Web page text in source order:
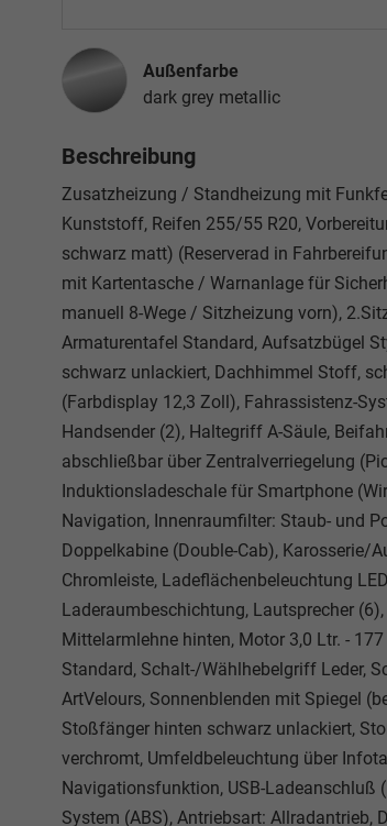
Außenfarbe
dark grey metallic
Beschreibung
Zusatzheizung / Standheizung mit
Kunststoff, Reifen 255/55 R20,
schwarz matt) (Reserverad in
mit Kartentasche / Warnanlage für
manuell 8-Wege / Sitzheizung vorn),
Armaturentafel Standard, Aufsatzbügel
schwarz unlackiert, Dachhimmel Stoff,
(Farbdisplay 12,3 Zoll), Fahrassistenz-
Handsender (2), Haltegriff A-Säule,
abschließbar über Zentralverriegelung
Induktionsladeschale für Smartphone
Navigation, Innenraumfilter: Staub- und
Doppelkabine (Double-Cab), Karosserie/
Chromleiste, Ladeflächenbeleuchtung
Laderaumbeschichtung, Lautsprecher
Mittelarmlehne hinten, Motor 3,0 Ltr. -
Standard, Schalt-/Wählhebelgriff Leder,
ArtVelours, Sonnenblenden mit Spiegel
Stoßfänger hinten schwarz unlackiert,
verchromt, Umfeldbeleuchtung über
Navigationsfunktion, USB-Ladeanschluß
System (ABS), Antriebsart: Allradantrieb,